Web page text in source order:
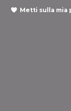
Metti sulla mia